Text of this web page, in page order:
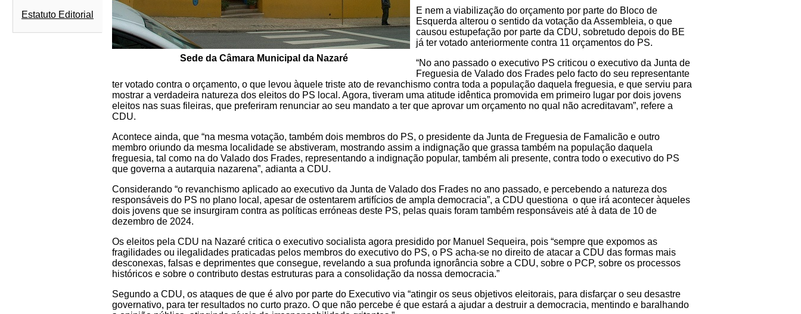
Estatuto Editorial
Sede da Câmara Municipal da Nazaré
E nem a viabilização do orçamento por parte do Bloco de
Esquerda alterou o sentido da votação da Assembleia, o que
causou estupefação por parte da CDU, sobretudo depois do BE
já ter votado anteriormente contra 11 orçamentos do PS.
“No ano passado o executivo PS criticou o executivo da Junta de
Freguesia de Valado dos Frades pelo facto do seu representante
ter votado contra o orçamento, o que levou àquele triste ato de revanchismo contra toda a população daquela freguesia, e que serviu para
mostrar a verdadeira natureza dos eleitos do PS local. Agora, tiveram uma atitude idêntica promovida em primeiro lugar por dois jovens
eleitos nas suas fileiras, que preferiram renunciar ao seu mandato a ter que aprovar um orçamento no qual não acreditavam”, refere a
CDU.
Acontece ainda, que “na mesma votação, também dois membros do PS, o presidente da Junta de Freguesia de Famalicão e outro
membro oriundo da mesma localidade se abstiveram, mostrando assim a indignação que grassa também na população daquela
freguesia, tal como na do Valado dos Frades, representando a indignação popular, também ali presente, contra todo o executivo do PS
que governa a autarquia nazarena”, adianta a CDU.
Considerando “o revanchismo aplicado ao executivo da Junta de Valado dos Frades no ano passado, e percebendo a natureza dos
responsáveis do PS no plano local, apesar de ostentarem artifícios de ampla democracia”, a CDU questiona o que irá acontecer àqueles
dois jovens que se insurgiram contra as políticas erróneas deste PS, pelas quais foram também responsáveis até à data de 10 de
dezembro de 2024.
Os eleitos pela CDU na Nazaré critica o executivo socialista agora presidido por Manuel Sequeira, pois “sempre que expomos as
fragilidades ou ilegalidades praticadas pelos membros do executivo do PS, o PS acha-se no direito de atacar a CDU das formas mais
desconexas, falsas e deprimentes que consegue, revelando a sua profunda ignorância sobre a CDU, sobre o PCP, sobre os processos
históricos e sobre o contributo destas estruturas para a consolidação da nossa democracia.”
Segundo a CDU, os ataques de que é alvo por parte do Executivo via “atingir os seus objetivos eleitorais, para disfarçar o seu desastre
governativo, para ter resultados no curto prazo. O que não percebe é que estará a ajudar a destruir a democracia, mentindo e baralhando